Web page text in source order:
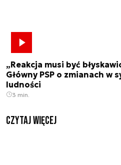
„Reakcja musi być
Główny PSP o zmianach w
ludności
3 min.
czytaj więcej